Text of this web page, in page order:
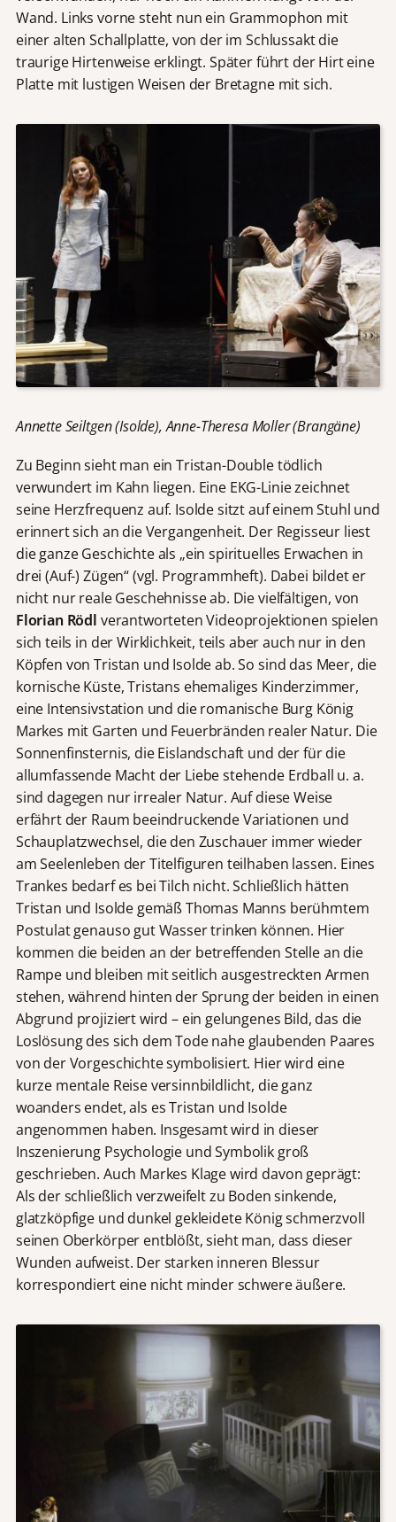
Wand. Links vorne steht nun ein Grammophon mit
einer alten Schallplatte, von der im Schlussakt die
traurige Hirtenweise erklingt. Später führt der Hirt eine
Platte mit lustigen Weisen der Bretagne mit sich.
Annette Seiltgen (Isolde), Anne-Theresa Moller (Brangäne)
Zu Beginn sieht man ein Tristan-Double tödlich
verwundert im Kahn liegen. Eine EKG-Linie zeichnet
seine Herzfrequenz auf. Isolde sitzt auf einem Stuhl und
erinnert sich an die Vergangenheit. Der Regisseur liest
die ganze Geschichte als „ein spirituelles Erwachen in
drei (Auf-) Zügen“ (vgl. Programmheft). Dabei bildet er
nicht nur reale Geschehnisse ab. Die vielfältigen, von
Florian Rödl verantworteten Videoprojektionen spielen
sich teils in der Wirklichkeit, teils aber auch nur in den
Köpfen von Tristan und Isolde ab. So sind das Meer, die
kornische Küste, Tristans ehemaliges Kinderzimmer,
eine Intensivstation und die romanische Burg König
Markes mit Garten und Feuerbränden realer Natur. Die
Sonnenfinsternis, die Eislandschaft und der für die
allumfassende Macht der Liebe stehende Erdball u. a.
sind dagegen nur irrealer Natur. Auf diese Weise
erfährt der Raum beeindruckende Variationen und
Schauplatzwechsel, die den Zuschauer immer wieder
am Seelenleben der Titelfiguren teilhaben lassen. Eines
Trankes bedarf es bei Tilch nicht. Schließlich hätten
Tristan und Isolde gemäß Thomas Manns berühmtem
Postulat genauso gut Wasser trinken können. Hier
kommen die beiden an der betreffenden Stelle an die
Rampe und bleiben mit seitlich ausgestreckten Armen
stehen, während hinten der Sprung der beiden in einen
Abgrund projiziert wird – ein gelungenes Bild, das die
Loslösung des sich dem Tode nahe glaubenden Paares
von der Vorgeschichte symbolisiert. Hier wird eine
kurze mentale Reise versinnbildlicht, die ganz
woanders endet, als es Tristan und Isolde
angenommen haben. Insgesamt wird in dieser
Inszenierung Psychologie und Symbolik groß
geschrieben. Auch Markes Klage wird davon geprägt:
Als der schließlich verzweifelt zu Boden sinkende,
glatzköpfige und dunkel gekleidete König schmerzvoll
seinen Oberkörper entblößt, sieht man, dass dieser
Wunden aufweist. Der starken inneren Blessur
korrespondiert eine nicht minder schwere äußere.